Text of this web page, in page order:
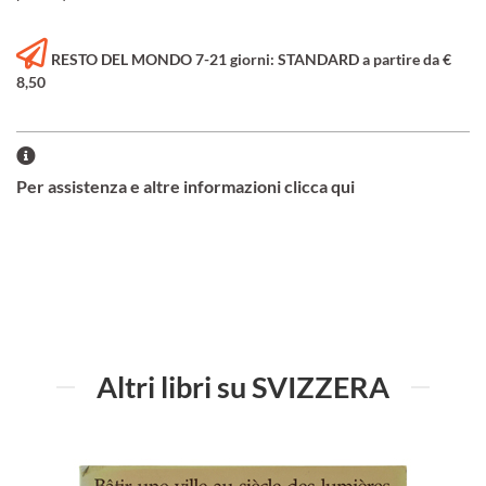
RESTO DEL MONDO 7-21 giorni: STANDARD a partire da €
8,50
Per assistenza e altre informazioni clicca qui
Altri libri su SVIZZERA